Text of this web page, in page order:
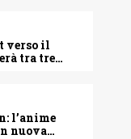
verso il
tra tre
l’anime
nuova